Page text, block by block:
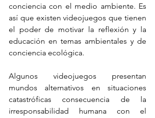
conciencia con el medio ambiente. Es
así que existen videojuegos que tienen
el poder de motivar la reflexión y la
educación en temas ambientales y de
conciencia ecológica.
Algunos videojuegos presentan
mundos alternativos en situaciones
catastróficas consecuencia de la
irresponsabilidad humana con el